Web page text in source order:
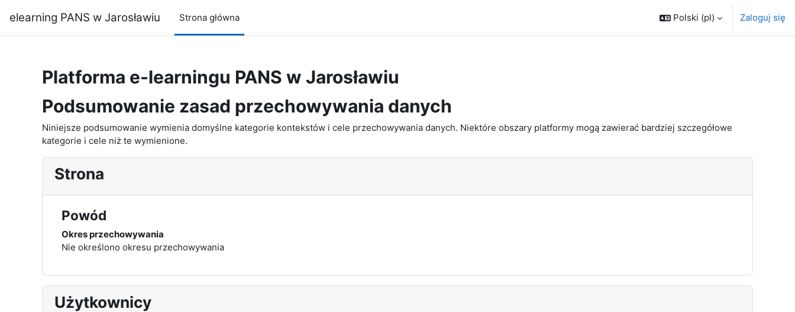
elearning PANS w Jarosławiu Strona główna Polski ‎(pl)‎ Zaloguj się
Platforma e-learningu PANS w Jarosławiu
Podsumowanie zasad przechowywania danych
Niniejsze podsumowanie wymienia domyślne kategorie kontekstów i cele przechowywania danych. Niektóre obszary platformy mogą zawierać bardziej szczegółowe
kategorie i cele niż te wymienione.
Strona
Powód
Okres przechowywania
Nie określono okresu przechowywania
Użytkownicy